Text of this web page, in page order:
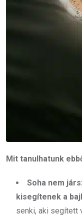
Mit tanulhatunk
Soha nem
kisegítenek a
senki, aki segített